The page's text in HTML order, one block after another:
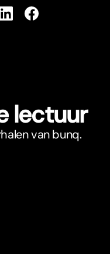
lectuur
van bunq.